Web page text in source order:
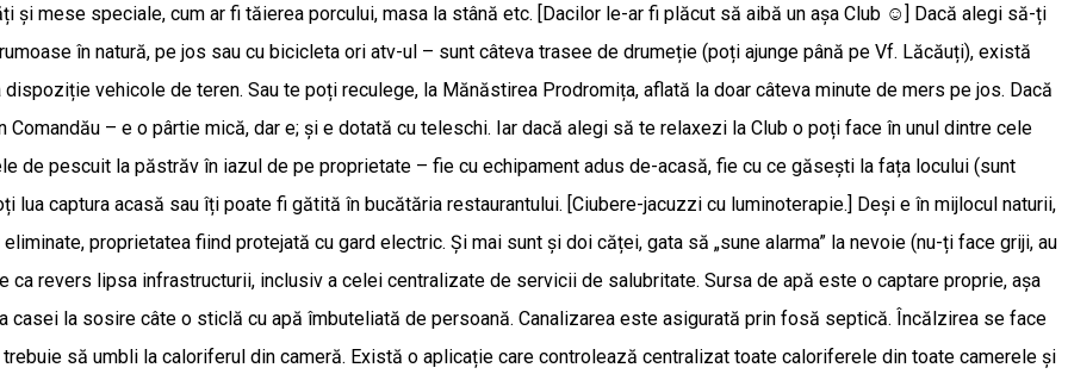
și mese speciale, cum ar fi tăierea porcului, masa la stână etc. [Dacilor le-ar fi plăcut să aibă un așa Club ☺️] Dacă alegi să-ți
în natură, pe jos sau cu bicicleta ori atv-ul – sunt câteva trasee de drumeție (poți ajunge până pe Vf. Lăcăuți), există
vehicole de teren. Sau te poți reculege, la Mănăstirea Prodromița, aflată la doar câteva minute de mers pe jos. Dacă
– e o pârtie mică, dar e; și e dotată cu teleschi. Iar dacă alegi să te relaxezi la Club o poți face în unul dintre cele
de pescuit la păstrăv în iazul de pe proprietate – fie cu echipament adus de-acasă, fie cu ce găsești la fața locului (sunt
lua captura acasă sau îți poate fi gătită în bucătăria restaurantului. [Ciubere-jacuzzi cu luminoterapie.] Deși e în mijlocul naturii,
proprietatea fiind protejată cu gard electric. Și mai sunt și doi căței, gata să „sune alarma” la nevoie (nu-ți face griji, au
ca revers lipsa infrastructurii, inclusiv a celei centralizate de servicii de salubritate. Sursa de apă este o captare proprie, așa
casei la sosire câte o sticlă cu apă îmbuteliată de persoană. Canalizarea este asigurată prin fosă septică. Încălzirea se face
să umbli la caloriferul din cameră. Există o aplicație care controlează centralizat toate caloriferele din toate camerele și